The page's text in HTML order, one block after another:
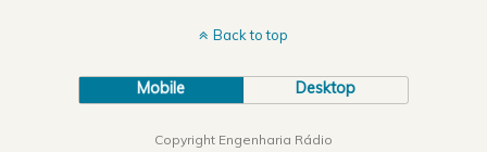
Back to top
Mobile Desktop
Copyright Engenharia Rádio